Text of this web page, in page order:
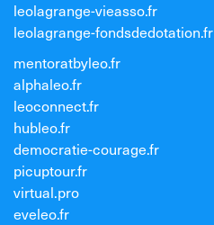
leolagrange-vieasso.fr
leolagrange-fondsdedotation.fr
mentoratbyleo.fr
alphaleo.fr
leoconnect.fr
hubleo.fr
democratie-courage.fr
picuptour.fr
virtual.pro
eveleo.fr